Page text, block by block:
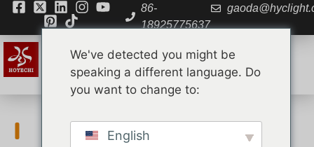
86-
18925775637
Historia de la empresa
We've detected you might be
speaking a different language. Do
you want to change to:
English